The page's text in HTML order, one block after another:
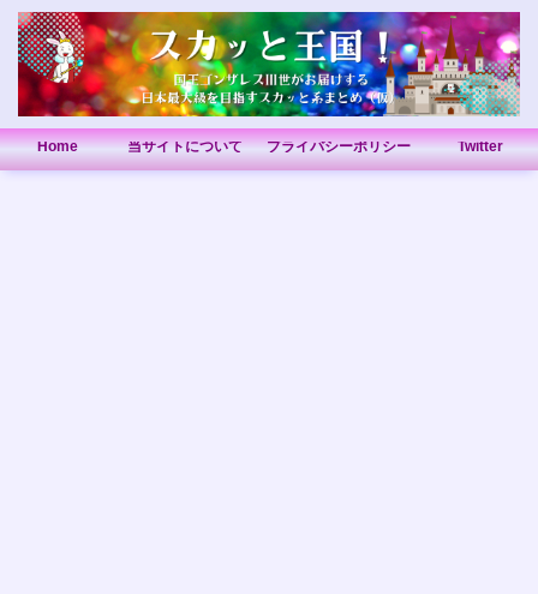
Home 当サイトについて プライバシーポリシー Twitter